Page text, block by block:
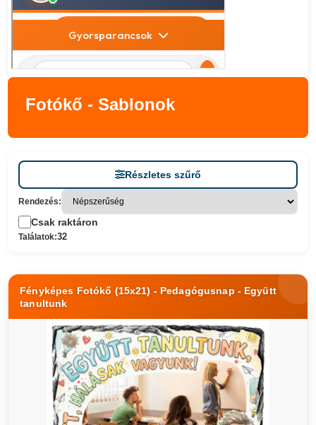
Fotókő - Sablonok
Részletes szűrő
Rendezés:
Csak raktáron
Találatok:32
Fényképes Fotókő (15x21) - Pedagógusnap - Együtt
tanultunk